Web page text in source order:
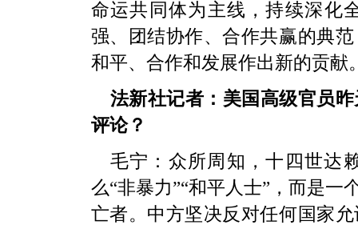
命运共同体为主线，持续深化
强、团结协作、合作共赢的典
和平、合作和发展作出新的贡献
法新社记者：美国高级官员
评论？
毛宁：众所周知，十四世达
么“非暴力”“和平人士”，而是
亡者。中方坚决反对任何国家